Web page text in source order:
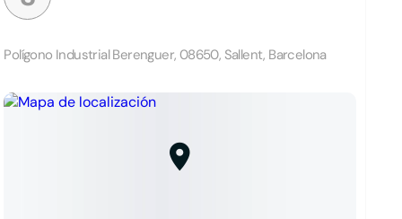
Polígono Industrial Berenguer, 08650, Sallent, Barcelona